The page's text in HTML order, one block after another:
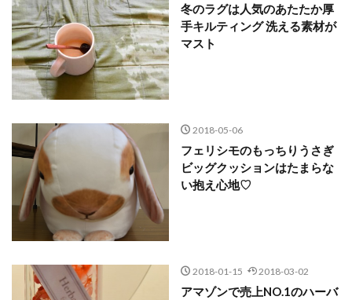
冬のラグは人気のあたたか厚
手キルティング 洗える素材が
マスト
2018-05-06
フェリシモのもっちりうさぎ
ビッグクッションはたまらな
い抱え心地♡
2018-01-15 2018-03-02
アマゾンで売上NO.1のハーバ